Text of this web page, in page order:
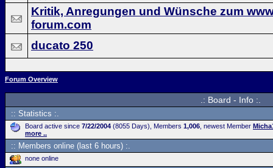
Kritik, Anregungen und Wünsche zum
forum.com
ducato 250
Forum Overview
.: Board - Info :.
:: Statistics :.
Board active since 7/22/2004 (8055 Days), Members 1,006 , newest Member
more ..
:: Members online (last 6 hours) :.
none online